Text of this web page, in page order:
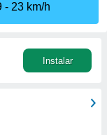
23 km/h
Instalar